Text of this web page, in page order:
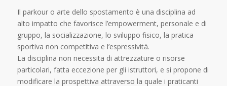
Il parkour o arte dello spostamento è una disciplina ad
alto impatto che favorisce l’empowerment, personale e di
gruppo, la socializzazione, lo sviluppo fisico, la pratica
sportiva non competitiva e l’espressività.
La disciplina non necessita di attrezzature o risorse
particolari, fatta eccezione per gli istruttori, e si propone di
modificare la prospettiva attraverso la quale i praticanti